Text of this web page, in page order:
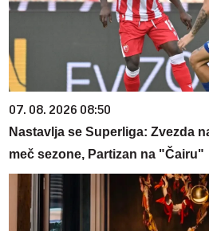
07. 08. 2026 08:50
Nastavlja se Superliga: Zvezda
meč sezone, Partizan na "Čairu"